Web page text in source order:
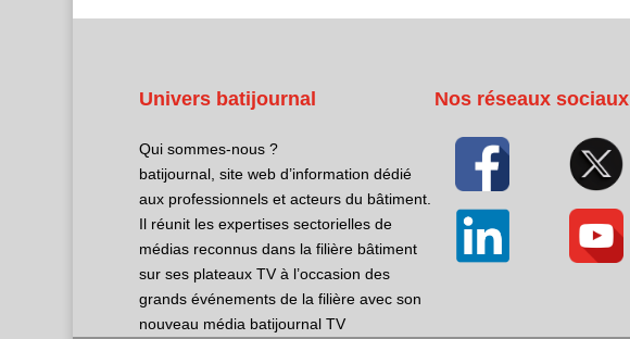
Univers batijournal
Qui sommes-nous ?
batijournal, site web d’information dédié
aux professionnels et acteurs du bâtiment.
Il réunit les expertises sectorielles de
médias reconnus dans la filière bâtiment
sur ses plateaux TV à l’occasion des
grands événements de la filière avec son
nouveau média batijournal TV
Nos réseaux sociaux